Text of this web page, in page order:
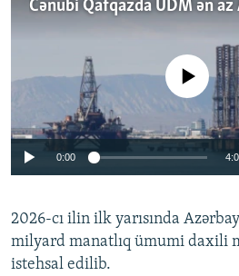
Auto 240p 360p
No media source
0:00
2026-cı ilin ilk yarısında
milyard manatlıq ümumi daxili
istehsal edilib.